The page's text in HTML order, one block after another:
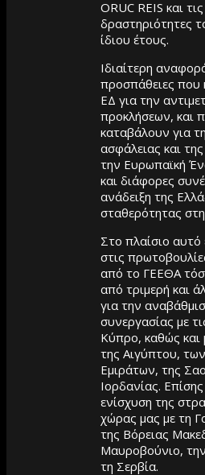
ORUC REIS και
δραστηριότητες
ίδιου έτους.
Ιδιαίτερη
προσπάθειες που
ΕΔ για την
προκλήσεων, και
καταβάλουν για
ασφάλειας και
την Ευρωπαϊκή
και διάφορες
ανάδειξη της
σταθερότητας
Στο πλαίσιο
στις
από το ΓΕΕΘΑ
από τριμερή και
για την
συνεργασίας με
Κύπρο, καθώς και
της Αιγύπτου,
Εμιράτων, της
Ιορδανίας.
ενίσχυση της
χώρας μας με τη
της Βόρειας
Μαυροβούνιο, την
τη Σερβία.